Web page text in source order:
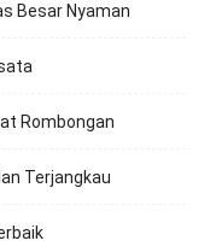
Besar Nyaman
Rombongan
Terjangkau